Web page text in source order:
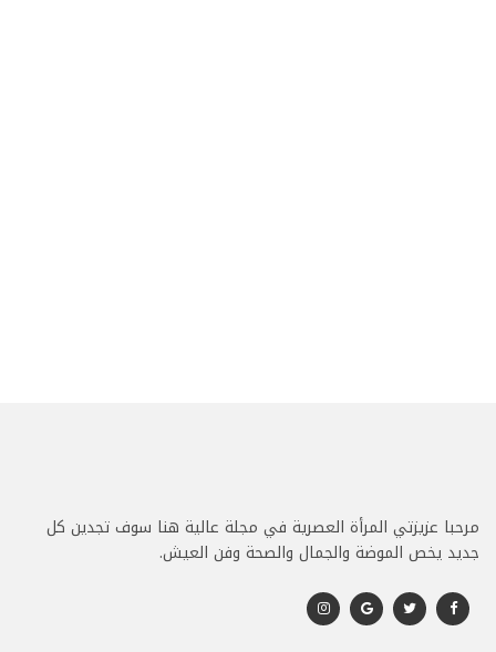
مرحبا عزيزتي المرأة العصرية في مجلة عالية هنا سوف تجدين كل
جديد يخص الموضة والجمال والصحة وفن العيش.